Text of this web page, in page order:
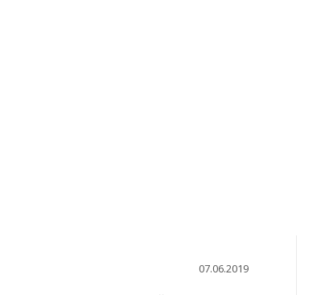
07.06.2019